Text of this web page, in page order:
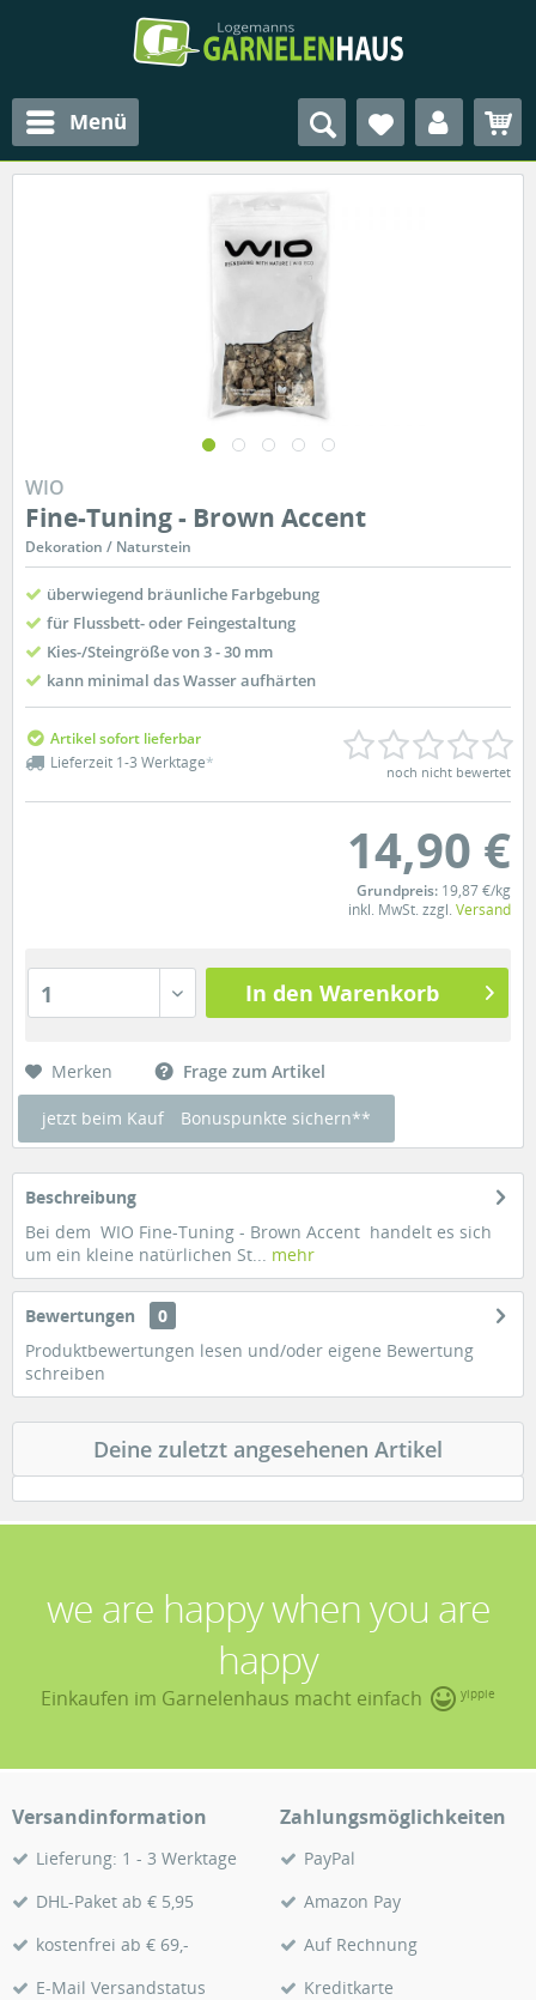
Menü
WIO
Fine-Tuning - Brown Accent
Dekoration / Naturstein
überwiegend bräunliche Farbgebung
für Flussbett- oder Feingestaltung
Kies-/Steingröße von 3 - 30 mm
kann minimal das Wasser aufhärten
Artikel sofort lieferbar
Lieferzeit 1-3 Werktage* noch nicht bewertet
14,90 €
Grundpreis: 19,87 €/kg
inkl. MwSt. zzgl. Versand
1 In den Warenkorb
Merken Frage zum Artikel
jetzt beim Kauf Bonuspunkte sichern**
Beschreibung
Bei dem WIO Fine-Tuning - Brown Accent handelt es sich
um ein kleine natürlichen St... mehr
Bewertungen
0
Produktbewertungen lesen und/oder eigene Bewertung
schreiben
Deine zuletzt angesehenen Artikel
we are happy when you are
happy
Einkaufen im Garnelenhaus macht einfach yippie
Versandinformation
Lieferung: 1 - 3 Werktage
DHL-Paket ab € 5,95
kostenfrei ab € 69,-
E-Mail Versandstatus
Zahlungsmöglichkeiten
PayPal
Amazon Pay
Auf Rechnung
Kreditkarte